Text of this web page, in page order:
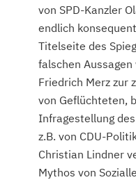
von SPD-Kanzler
endlich
Titelseite des
falschen
Friedrich Merz zur
von Geflüchteten,
Infragestellung
z.B. von CDU-
Christian Lindner
Mythos von